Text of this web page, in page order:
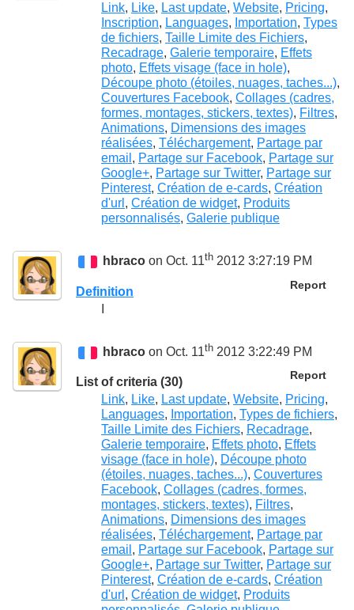
Link, Like, Last update, Website, Pricing,
Inscription, Languages, Importation, Types
de fichiers, Taille Limite des Fichiers,
Recadrage, Galerie temporaire, Effets
photo, Effets visage (face in hole),
Découpe photo (étoiles, nuages, taches...),
Couvertures Facebook, Collages (cadres,
formes, montages, stickers, textes), Filtres,
Animations, Dimensions des images
réalisées, Téléchargement, Partage par
email , Partage sur Facebook, Partage sur
Google+, Partage sur Twitter, Partage sur
Pinterest, Création de e-cards, Création
d'url , Création de widget, Produits
personnalisés, Galerie publique
hbraco on Oct. 11th 2012 3:27:19 PM
Report
Definition
hbraco on Oct. 11th 2012 3:22:49 PM
Report
List of criteria (30)
Link, Like, Last update, Website, Pricing,
Languages, Importation, Types de fichiers,
Taille Limite des Fichiers, Recadrage,
Galerie temporaire, Effets photo, Effets
visage (face in hole), Découpe photo
(étoiles, nuages, taches...), Couvertures
Facebook, Collages (cadres, formes,
montages, stickers, textes), Filtres,
Animations, Dimensions des images
réalisées, Téléchargement, Partage par
email , Partage sur Facebook, Partage sur
Google+, Partage sur Twitter, Partage sur
Pinterest, Création de e-cards, Création
d'url , Création de widget, Produits